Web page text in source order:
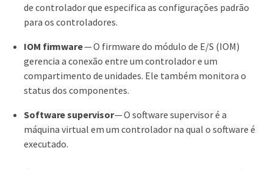
de controlador que especifica as configurações padrão
para os controladores.
IOM firmware— O firmware do módulo de E/S (IOM)
gerencia a conexão entre um controlador e um
compartimento de unidades. Ele também monitora o
status dos componentes.
Software supervisor— O software supervisor é a
máquina virtual em um controlador na qual o software é
executado.